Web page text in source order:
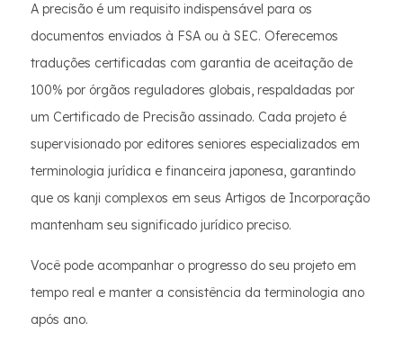
A precisão é um requisito indispensável para os
documentos enviados à FSA ou à SEC. Oferecemos
traduções certificadas com garantia de aceitação de
100% por órgãos reguladores globais, respaldadas por
um Certificado de Precisão assinado. Cada projeto é
supervisionado por editores seniores especializados em
terminologia jurídica e financeira japonesa, garantindo
que os kanji complexos em seus Artigos de Incorporação
mantenham seu significado jurídico preciso.
Você pode acompanhar o progresso do seu projeto em
tempo real e manter a consistência da terminologia ano
após ano.